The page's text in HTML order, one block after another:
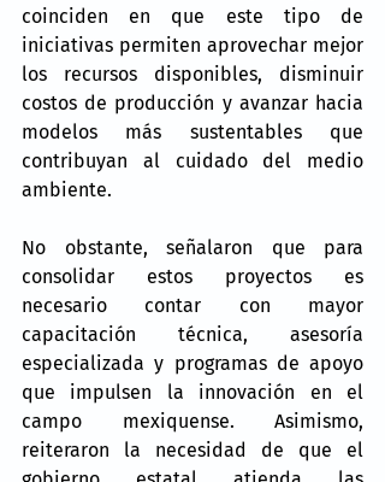
coinciden en que este tipo de
iniciativas permiten aprovechar mejor
los recursos disponibles, disminuir
costos de producción y avanzar hacia
modelos más sustentables que
contribuyan al cuidado del medio
ambiente.
No obstante, señalaron que para
consolidar estos proyectos es
necesario contar con mayor
capacitación técnica, asesoría
especializada y programas de apoyo
que impulsen la innovación en el
campo mexiquense. Asimismo,
reiteraron la necesidad de que el